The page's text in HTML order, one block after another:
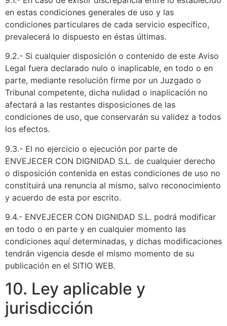
en estas condiciones generales de uso y las
condiciones particulares de cada servicio específico,
prevalecerá lo dispuesto en éstas últimas.
9.2.- Si cualquier disposición o contenido de este Aviso
Legal fuera declarado nulo o inaplicable, en todo o en
parte, mediante resolución firme por un Juzgado o
Tribunal competente, dicha nulidad o inaplicación no
afectará a las restantes disposiciones de las
condiciones de uso, que conservarán su validez a todos
los efectos.
9.3.- El no ejercicio o ejecución por parte de
ENVEJECER CON DIGNIDAD S.L. de cualquier derecho
o disposición contenida en estas condiciones de uso no
constituirá una renuncia al mismo, salvo reconocimiento
y acuerdo de esta por escrito.
9.4.- ENVEJECER CON DIGNIDAD S.L. podrá modificar
en todo o en parte y en cualquier momento las
condiciones aquí determinadas, y dichas modificaciones
tendrán vigencia desde el mismo momento de su
publicación en el SITIO WEB.
10. Ley aplicable y
jurisdicción